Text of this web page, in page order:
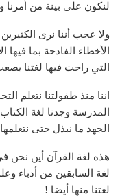
لنكون على بينة من أمرنا
ولا عجب أننا نرى
الأخطاء الفادحة بما فيها
التي راحت فيها لغتنا
اننا منذ طفولتنا نتعلم
المدرسة وجدنا لغة
الجهد ما نبذل حتى
هذه لغة القرآن أين نحن
لغة السابقين من أدباء
لغتنا منها أيضا !